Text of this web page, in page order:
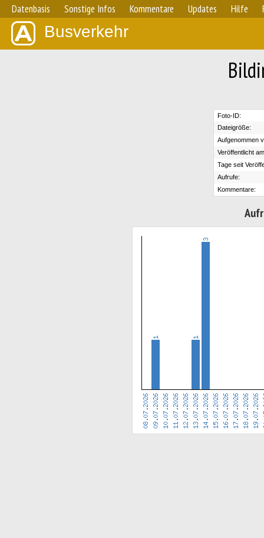
Datenbasis Sonstige Infos Kommentare Updates Hilfe
Busverkehr
Foto-ID:
Dateigröße:
Aufgenommen
Veröffentlicht
Tage seit
Aufrufe:
Kommentare: